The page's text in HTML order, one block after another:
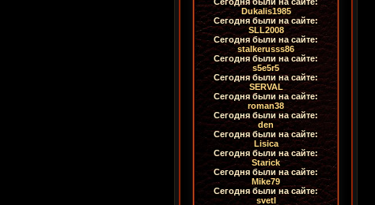
Dukalis1985
Сегодня были на сайте:
SLL2008
Сегодня были на сайте:
stalkerusss86
Сегодня были на сайте:
s5e5r5
Сегодня были на сайте:
SERVAL
Сегодня были на сайте:
roman38
Сегодня были на сайте:
den
Сегодня были на сайте:
Lisica
Сегодня были на сайте:
Starick
Сегодня были на сайте:
Mike79
Сегодня были на сайте:
svetl